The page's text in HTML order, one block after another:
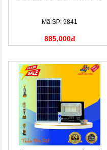
Mã SP: 9841
885,000đ